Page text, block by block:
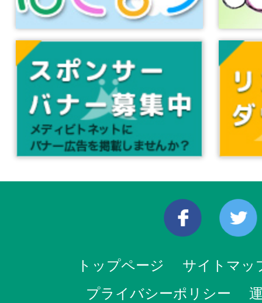
トップページ
サイトマッ
プライバシーポリシー